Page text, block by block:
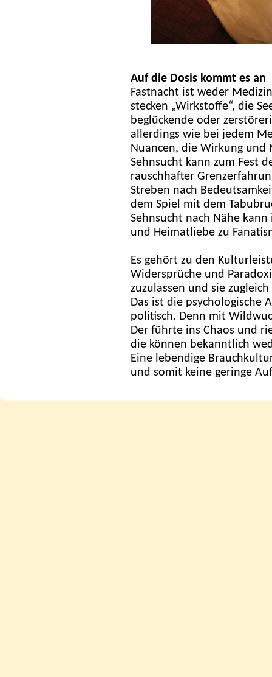
Auf die Dosis kommt es an
Fastnacht ist weder
stecken „Wirkstoffe“, die
beglückende oder
allerdings wie bei jedem
Nuancen, die Wirkung und
Sehnsucht kann zum Fest
rauschhafter
Streben nach
dem Spiel mit dem
Sehnsucht nach Nähe
und Heimatliebe zu
Es gehört zu den
Widersprüche und
zuzulassen und sie
Das ist die psychologische
politisch. Denn mit
Der führte ins Chaos und
die können bekanntlich
Eine lebendige
und somit keine geringe